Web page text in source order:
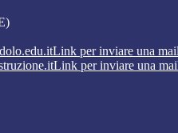
Link per inviare una
Link per inviare una